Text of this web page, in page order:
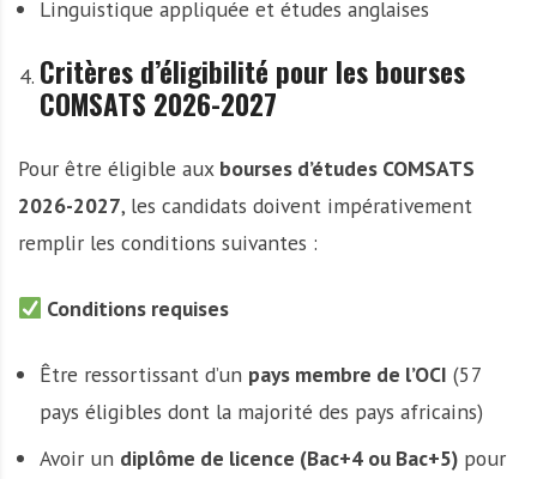
Linguistique appliquée et études anglaises
Critères d’éligibilité pour les bourses
COMSATS 2026-2027
Pour être éligible aux bourses d’études COMSATS
2026-2027, les candidats doivent impérativement
remplir les conditions suivantes :
Conditions requises
Être ressortissant d’un pays membre de l’OCI (57
pays éligibles dont la majorité des pays africains)
Avoir un diplôme de licence (Bac+4 ou Bac+5)pour